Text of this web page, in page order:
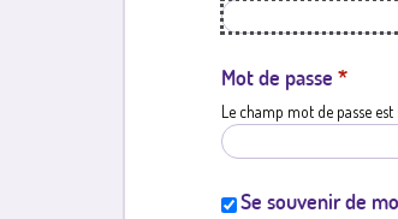
Mot de passe *
Le champ mot de passe
Se souvenir de